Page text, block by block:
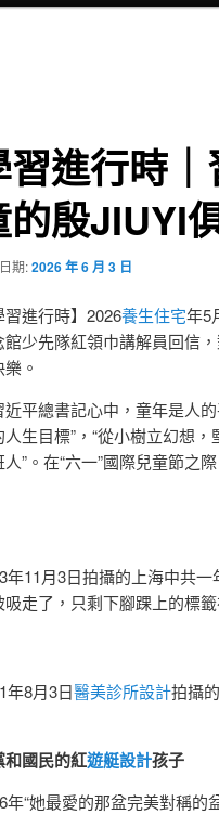
習進行時
的殷JIUYI
期:2026 年 6 月 3 日
習進行時】2026養生住宅年5
館少先隊紅領巾講解員回信
。
近平總書記心中，童年是人
人生目標”，“從小樹立幻想
人”。在“六一”國際兒童節之
年11月3日拍攝的上海中共
吸走了，只剩下腳踝上的標
年8月3日醫美診所設計拍攝
和國民的紅遊艇設計孩子
年“她最愛的那盆完美對稱